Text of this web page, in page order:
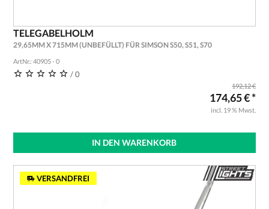
TELEGABELHOLM
29,65MM X 715MM (UNBEFÜLLT) FÜR SIMSON S50, S51, S70
ArtNr.: 40905 - 0
/ 0
192,12 €
174,65 € *
incl. 19 % Mwst.
IN DEN WARENKORB
VERSANDFREI